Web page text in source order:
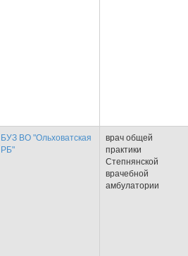
БУЗ ВО "Ольховатская
РБ"
врач общей
практики
Степнянской
врачебной
амбулатории